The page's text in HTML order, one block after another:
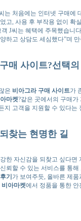
는 처음에는 인터넷 구매에
고, 사용 후 부작용 없이 확
객 J씨는 혜택에 주목했습니
하고 상담도 세심했다”며
매 사이트?선택
은 비아그라 구매 사이트가
마켓?같은 곳에서의 구매
지 고객을 지원할 수 있다는
찾는 현명한 길
한 자신감을 되찾고 싶다면
뢰할 수 있는 서비스를 통
기 가 보여주듯, 올바른 제
비아마켓에서 정품을 통한